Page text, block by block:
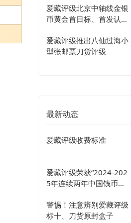
爱藏评级北京中轴线金银
币黄金首日标、首发认证
爱藏评级推出八仙过海小
型张邮票刀货评级
最新动态
爱藏评级收费标准
爱藏评级荣获“2024-202
5年连续两年中国钱币评
警惕！注意辨别爱藏评级
标十、刀货原封盒子